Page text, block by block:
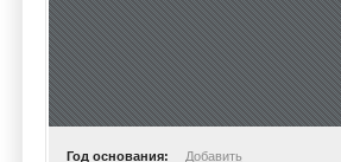
Год основания:
Добавить